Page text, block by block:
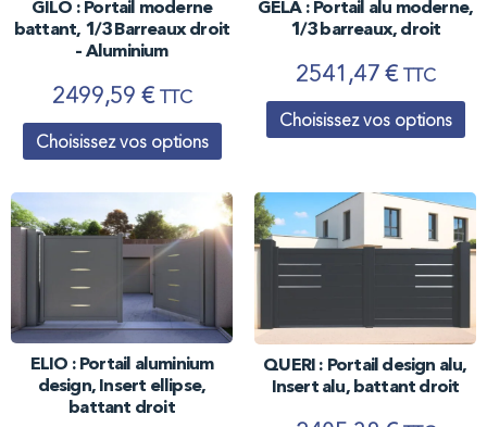
GILO : Portail moderne
battant, 1/3 Barreaux droit
– Aluminium
2499,59 € TTC
Choisissez vos options
GELA : Portail alu moderne,
1/3 barreaux, droit
2541,47 € TTC
Choisissez vos options
ELIO : Portail aluminium
design, Insert ellipse,
battant droit
QUERI : Portail design alu,
Insert alu, battant droit